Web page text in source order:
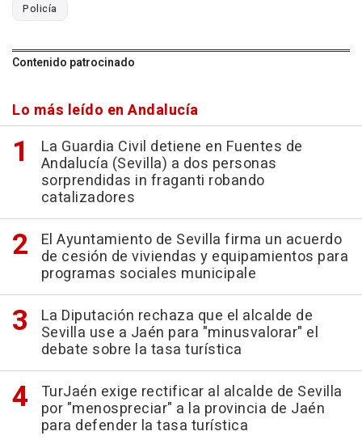
Policía
Contenido patrocinado
Lo más leído en Andalucía
La Guardia Civil detiene en Fuentes de
Andalucía (Sevilla) a dos personas
sorprendidas in fraganti robando
catalizadores
El Ayuntamiento de Sevilla firma un acuerdo
de cesión de viviendas y equipamientos para
programas sociales municipale
La Diputación rechaza que el alcalde de
Sevilla use a Jaén para "minusvalorar" el
debate sobre la tasa turística
TurJaén exige rectificar al alcalde de Sevilla
por "menospreciar" a la provincia de Jaén
para defender la tasa turística